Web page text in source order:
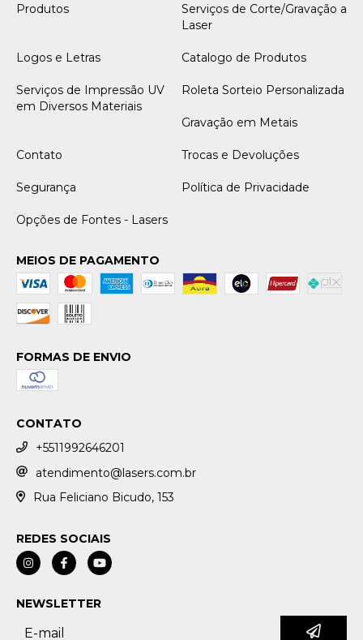
Produtos
Serviços de Corte/Gravação a
Laser
Logos e Letras Catalogo de Produtos
Serviços de Impressão UV
em Diversos Materiais
Roleta Sorteio Personalizada
Gravação em Metais
Contato Trocas e Devoluções
Segurança Política de Privacidade
Opções de Fontes - Lasers
MEIOS DE PAGAMENTO
FORMAS DE ENVIO
CONTATO
+5511992646201
atendimento@lasers.com.br
Rua Feliciano Bicudo, 153
REDES SOCIAIS
NEWSLETTER